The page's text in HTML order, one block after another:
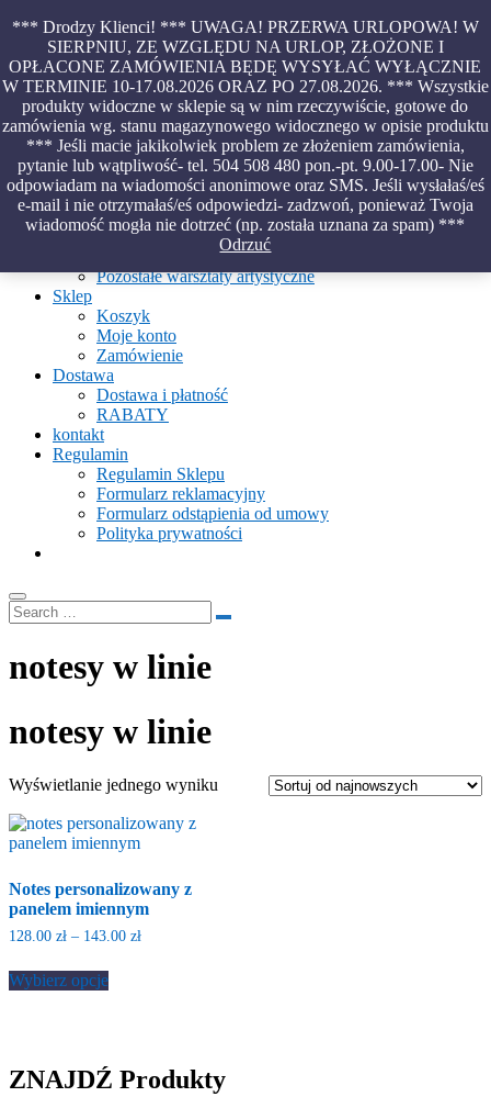
*** Drodzy Klienci! *** UWAGA! PRZERWA URLOPOWA! W
SIERPNIU, ZE WZGLĘDU NA URLOP, ZŁOŻONE I
OPŁACONE ZAMÓWIENIA BĘDĘ WYSYŁAĆ WYŁĄCZNIE
W TERMINIE 10-17.08.2026 ORAZ PO 27.08.2026. *** Wszystkie
produkty widoczne w sklepie są w nim rzeczywiście, gotowe do
zamówienia wg. stanu magazynowego widocznego w opisie produktu
*** Jeśli macie jakikolwiek problem ze złożeniem zamówienia,
pytanie lub wątpliwość- tel. 504 508 480 pon.-pt. 9.00-17.00- Nie
odpowiadam na wiadomości anonimowe oraz SMS. Jeśli wysłałaś/eś
e-mail i nie otrzymałaś/eś odpowiedzi- zadzwoń, ponieważ Twoja
wiadomość mogła nie dotrzeć (np. została uznana za spam) ***
Odrzuć
Skip
content
Piękno malowane na wodzie – papiery marmurkowe – materiały
introligatorskie – oprawy – etui – pudełka
Aktualności
O Pracowni
Ebru
Warsztaty
Warsztaty malowania na wodzie
Pozostałe warsztaty artystyczne
Sklep
Koszyk
Moje konto
Zamówienie
Dostawa
Dostawa i płatność
RABATY
kontakt
Regulamin
Regulamin Sklepu
Formularz reklamacyjny
Formularz odstąpienia od umowy
Polityka prywatności
notesy w linie
notesy w linie
Wyświetlanie jednego wyniku
Notes personalizowany z
panelem imiennym
128.00 zł – 143.00 złZakres
Wybierz opcjeprodukt
można
ZNAJDŹ Produkty